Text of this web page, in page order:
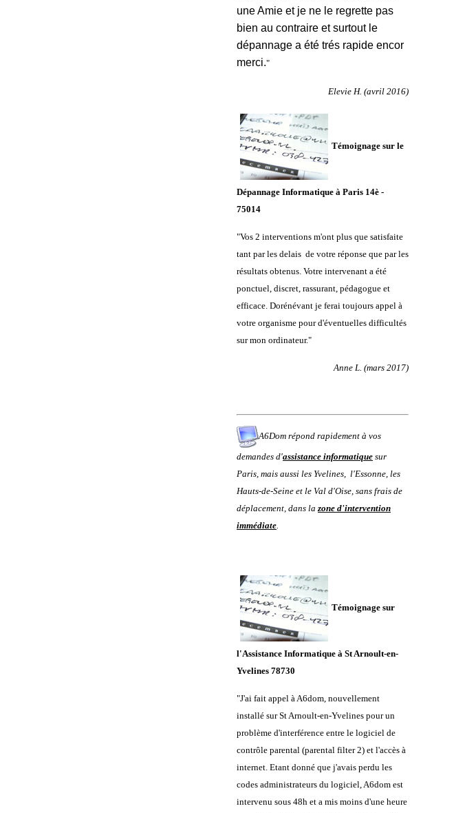
une Amie et je ne le regrette pas
bien au contraire et surtout le
dépannage a été trés rapide encor
merci."
Elevie H. (avril 2016)
Témoignage sur le
Dépannage Informatique à Paris 14è -
75014
"Vos 2 interventions m'ont plus que satisfaite
tant par les delais de votre réponse que par les
résultats obtenus. Votre intervenant a été
ponctuel, discret, rassurant, pédagogue et
efficace. Dorénévant je ferai toujours appel à
votre organisme pour d'éventuelles difficultés
sur mon ordinateur."
Anne L. (mars 2017)
A6Dom répond rapidement à vos
demandes d'assistance informatique sur
Paris, mais aussi les Yvelines, l'Essonne, les
Hauts-de-Seine et le Val d'Oise, sans frais de
déplacement, dans lazone d'intervention
immédiate.
Témoignage sur
l'Assistance Informatique à St Arnoult-en-
Yvelines 78730
"J'ai fait appel à A6dom, nouvellement
installé sur St Arnoult-en-Yvelines pour un
problème d'interférence entre le logiciel de
contrôle parental (parental filter 2) et l'accès à
internet. Etant donné que j'avais perdu les
codes administrateurs du logiciel, A6dom est
intervenu sous 48h et a mis moins d'une heure